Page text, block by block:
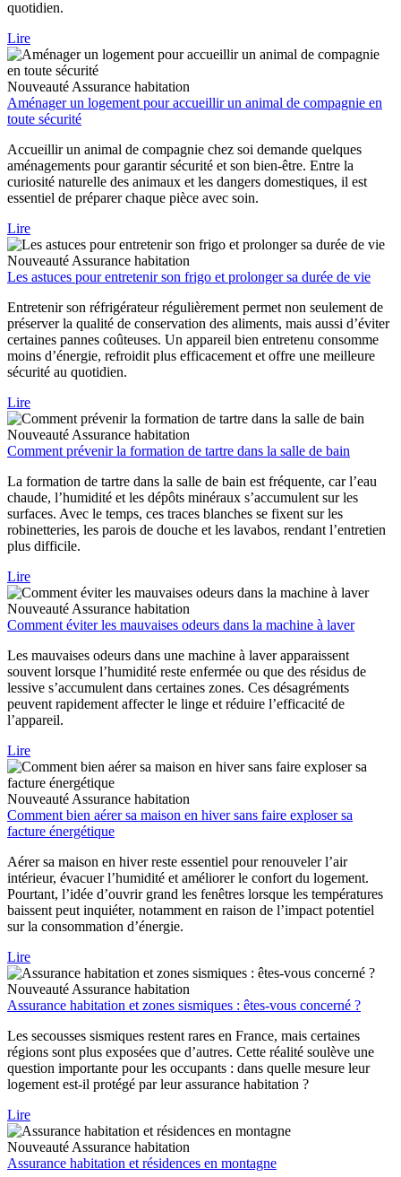
quotidien.
Lire
Nouveauté Assurance habitation
Aménager un logement pour accueillir un animal de compagnie en
toute sécurité
Accueillir un animal de compagnie chez soi demande quelques
aménagements pour garantir sécurité et son bien-être. Entre la
curiosité naturelle des animaux et les dangers domestiques, il est
essentiel de préparer chaque pièce avec soin.
Lire
Nouveauté Assurance habitation
Les astuces pour entretenir son frigo et prolonger sa durée de vie
Entretenir son réfrigérateur régulièrement permet non seulement de
préserver la qualité de conservation des aliments, mais aussi d’éviter
certaines pannes coûteuses. Un appareil bien entretenu consomme
moins d’énergie, refroidit plus efficacement et offre une meilleure
sécurité au quotidien.
Lire
Nouveauté Assurance habitation
Comment prévenir la formation de tartre dans la salle de bain
La formation de tartre dans la salle de bain est fréquente, car l’eau
chaude, l’humidité et les dépôts minéraux s’accumulent sur les
surfaces. Avec le temps, ces traces blanches se fixent sur les
robinetteries, les parois de douche et les lavabos, rendant l’entretien
plus difficile.
Lire
Nouveauté Assurance habitation
Comment éviter les mauvaises odeurs dans la machine à laver
Les mauvaises odeurs dans une machine à laver apparaissent
souvent lorsque l’humidité reste enfermée ou que des résidus de
lessive s’accumulent dans certaines zones. Ces désagréments
peuvent rapidement affecter le linge et réduire l’efficacité de
l’appareil.
Lire
Nouveauté Assurance habitation
Comment bien aérer sa maison en hiver sans faire exploser sa
facture énergétique
Aérer sa maison en hiver reste essentiel pour renouveler l’air
intérieur, évacuer l’humidité et améliorer le confort du logement.
Pourtant, l’idée d’ouvrir grand les fenêtres lorsque les températures
baissent peut inquiéter, notamment en raison de l’impact potentiel
sur la consommation d’énergie.
Lire
Nouveauté Assurance habitation
Assurance habitation et zones sismiques : êtes-vous concerné ?
Les secousses sismiques restent rares en France, mais certaines
régions sont plus exposées que d’autres. Cette réalité soulève une
question importante pour les occupants : dans quelle mesure leur
logement est-il protégé par leur assurance habitation ?
Lire
Nouveauté Assurance habitation
Assurance habitation et résidences en montagne